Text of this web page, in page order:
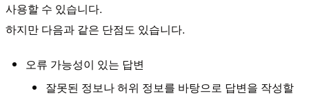
사용할 수 있습니다.
하지만 다음과 같은 단점도 있습니다.
오류 가능성이 있는 답변
잘못된 정보나 허위 정보를 바탕으로 답변을 작성할